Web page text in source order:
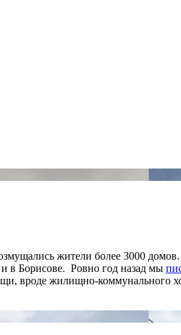
жители более 3000 домов.
и в Борисове. Ровно год назад мы
вроде жилищно-коммунального